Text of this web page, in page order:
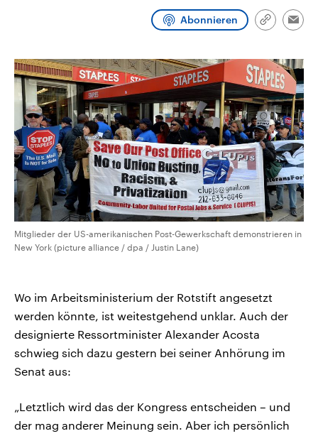
Abonnieren
Link
Mitglieder der US-amerikanischen Post-Gewerkschaft demonstrieren in
New York (picture alliance / dpa / Justin Lane)
Wo im Arbeitsministerium der Rotstift angesetzt
werden könnte, ist weitestgehend unklar. Auch der
designierte Ressortminister Alexander Acosta
schwieg sich dazu gestern bei seiner Anhörung im
Senat aus:
„Letztlich wird das der Kongress entscheiden – und
der mag anderer Meinung sein. Aber ich persönlich